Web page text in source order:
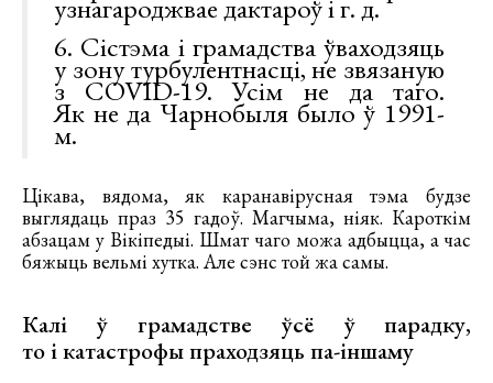
узнагароджвае дактароў і г. д.
6. Сістэма і грамадства ўваходзяць
у зону турбулентнасці, не звязаную
з COVID-19. Усім не да таго.
Як не да Чарнобыля было ў 1991-
м.
Цікава, вядома, як каранавірусная тэма будзе
выглядаць праз 35 гадоў. Магчыма, ніяк. Кароткім
абзацам у Вікіпедыі. Шмат чаго можа адбыцца, а час
бяжыць вельмі хутка. Але сэнс той жа самы.
Калі ў грамадстве ўсё ў парадку,
то і катастрофы праходзяць па-іншаму